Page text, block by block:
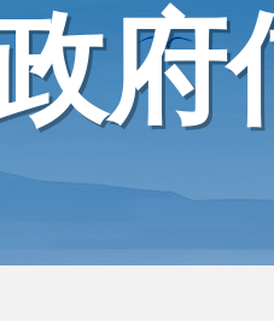
府